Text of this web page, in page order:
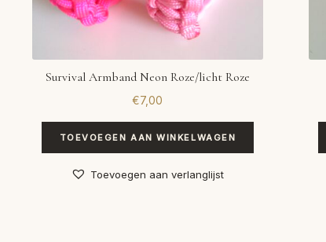
Survival Armband Neon Roze/licht Roze
€7,00
TOEVOEGEN AAN WINKELWAGEN
Toevoegen aan verlanglijst